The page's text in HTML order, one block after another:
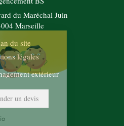
du Maréchal Juin
Marseille
du site
légales
extérieur
un devis